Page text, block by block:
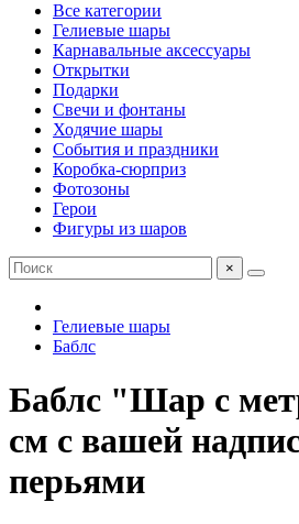
Все категории
Гелиевые шары
Карнавальные аксессуары
Открытки
Подарки
Свечи и фонтаны
Ходячие шары
События и праздники
Коробка-сюрприз
Фотозоны
Герои
Фигуры из шаров
×
Гелиевые шары
Баблс
Баблс "Шар с
см с вашей
перьями